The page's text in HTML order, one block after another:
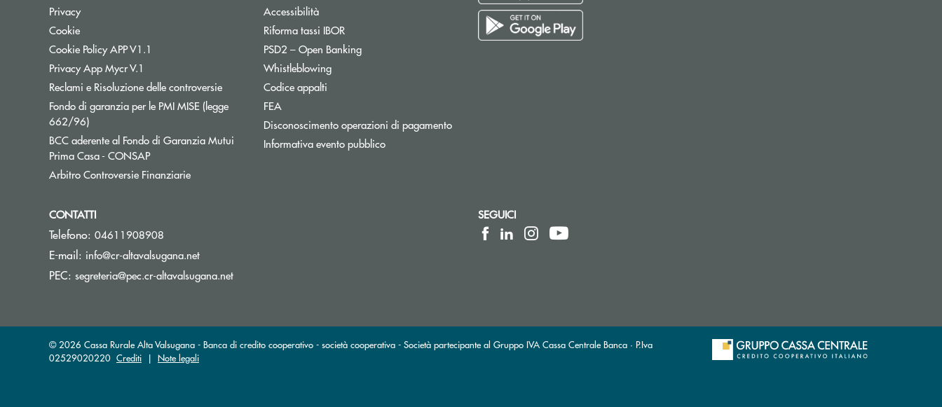
Privacy
Cookie
Cookie Policy APP V1.1
Privacy App Mycr V.1
Reclami e Risoluzione delle controversie
Fondo di garanzia per le PMI MISE (legge
662/96)Apre una nuova finestra
BCC aderente al Fondo di Garanzia Mutui
Prima Casa - CONSAPApre una nuova finestra
Arbitro Controversie FinanziarieApre una nuova finestra
Accessibilità
Riforma tassi IBOR
PSD2 – Open BankingApre una nuova finestra
Whistleblowing
Codice appalti
FEA
Disconoscimento operazioni di pagamentoApre una nuova finestra
Informativa evento pubblico
CONTATTI
Telefono: 04611908908
E-mail: info@cr-altavalsugana.net(si apre l’app di posta elettronica)
PEC: segreteria@pec.cr-altavalsugana.net(si apre l’app di posta elettronica)
SEGUICI
© 2026 Cassa Rurale Alta Valsugana - Banca di credito cooperativo - società cooperativa - Società partecipante al Gruppo IVA Cassa Centrale Banca · P.Iva
02529020220 Crediti | Note legali